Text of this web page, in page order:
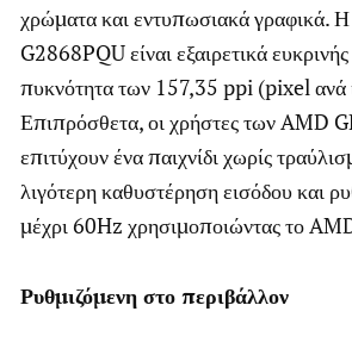
χρώματα και εντυπωσιακά γραφικά.
G2868PQU είναι εξαιρετικά
πυκνότητα των 157,35 ppi (pixel ανά
Επιπρόσθετα, οι χρήστες των AMD
επιτύχουν ένα παιχνίδι χωρίς
λιγότερη καθυστέρηση εισόδου και
μέχρι 60Hz χρησιμοποιώντας το
Ρυθμιζόμενη στο περιβάλλον